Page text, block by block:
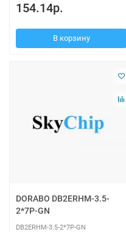
154.14р.
В корзину
DORABO DB2ERHM-3.5-
2*7P-GN
DB2ERHM-3.5-2*7P-GN